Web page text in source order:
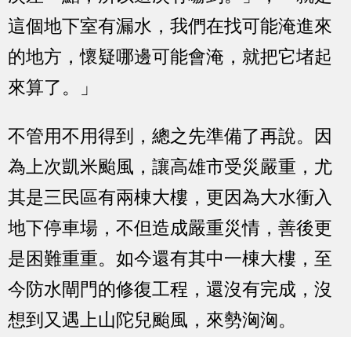
這個地下室有漏水，我們在找可能淹進來
的地方，懷疑哪邊可能會淹，就把它堵起
來算了。」
不管用不用得到，總之先準備了再說。因
為上次凱米颱風，讓高雄市受災嚴重，尤
其是三民區有兩棟大樓，更因為大水衝入
地下停車場，不但造成嚴重災情，善後更
是困難重重。如今還有其中一棟大樓，至
今防水閘門的修復工程，還沒有完成，沒
想到又遇上山陀兒颱風，來勢洶洶。